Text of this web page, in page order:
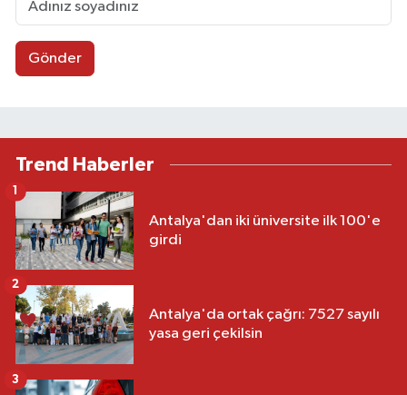
Gönder
Trend Haberler
Antalya'dan iki üniversite ilk 100'e
girdi
Antalya'da ortak çağrı: 7527 sayılı
yasa geri çekilsin
2
3